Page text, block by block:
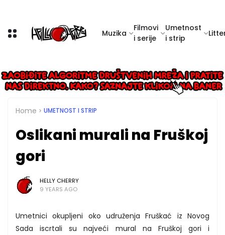
Muzika
Filmovi
i serije
Umetnost
i strip
Home UMETNOST I STRIP
Oslikani murali na Fruškoj
gori
HELLY CHERRY
9 YEARS AGO
Umetnici okupljeni oko udruženja Fruškać iz Novog
Sada iscrtali su najveći mural na Fruškoj gori i